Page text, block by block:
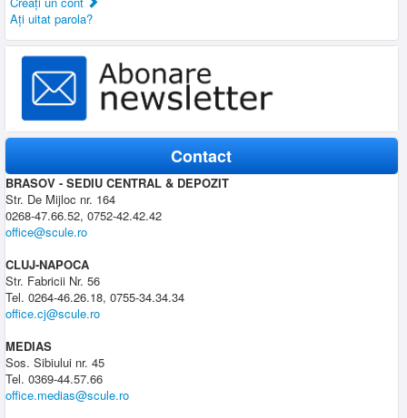
Aţi uitat parola?
Contact
BRASOV - SEDIU CENTRAL & DEPOZIT
Str. De Mijloc nr. 164
0268-47.66.52, 0752-42.42.42
office@scule.ro
CLUJ-NAPOCA
Str. Fabricii Nr. 56
Tel. 0264-46.26.18, 0755-34.34.34
office.cj@scule.ro
MEDIAS
Sos. Sibiului nr. 45
Tel. 0369-44.57.66
office.medias@scule.ro